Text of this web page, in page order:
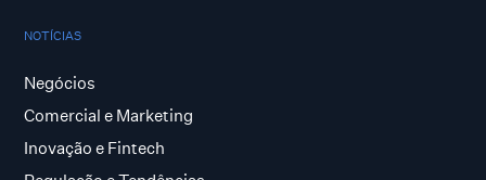
NOTÍCIAS
Negócios
Comercial e Marketing
Inovação e Fintech